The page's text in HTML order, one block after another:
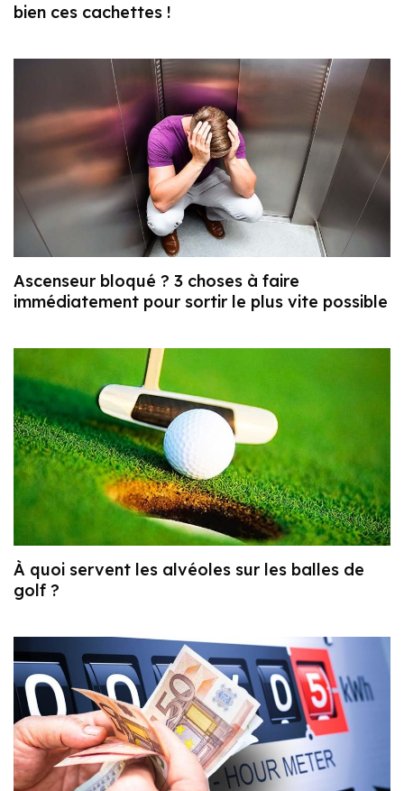
bien ces cachettes !
Ascenseur bloqué ? 3 choses à faire
immédiatement pour sortir le plus vite possible
À quoi servent les alvéoles sur les balles de
golf ?